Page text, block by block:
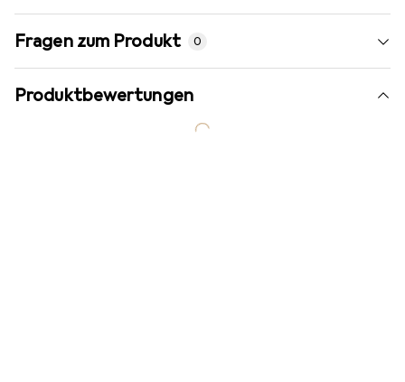
Fragen zum Produkt 0
Produktbewertungen